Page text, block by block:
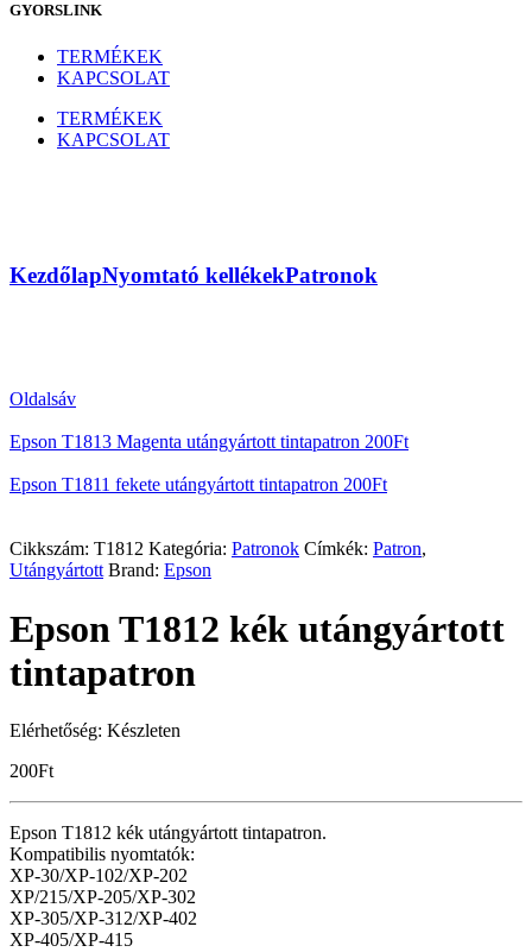
GYORSLINK
TERMÉKEK
KAPCSOLAT
TERMÉKEK
KAPCSOLAT
KezdőlapNyomtató kellékekPatronok
Oldalsáv
Epson T1813 Magenta utángyártott tintapatron 200Ft
Epson T1811 fekete utángyártott tintapatron 200Ft
Cikkszám: T1812 Kategória: Patronok Címkék: Patron,
Utángyártott Brand: Epson
Epson T1812 kék utángyártott
tintapatron
Elérhetőség: Készleten
200Ft
Epson T1812 kék utángyártott tintapatron.
Kompatibilis nyomtatók:
XP-30/XP-102/XP-202
XP/215/XP-205/XP-302
XP-305/XP-312/XP-402
XP-405/XP-415